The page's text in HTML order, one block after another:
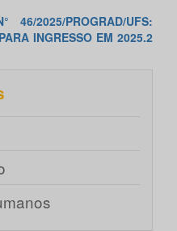
46/2025/PROGRAD/UFS:
INGRESSO EM 2025.2